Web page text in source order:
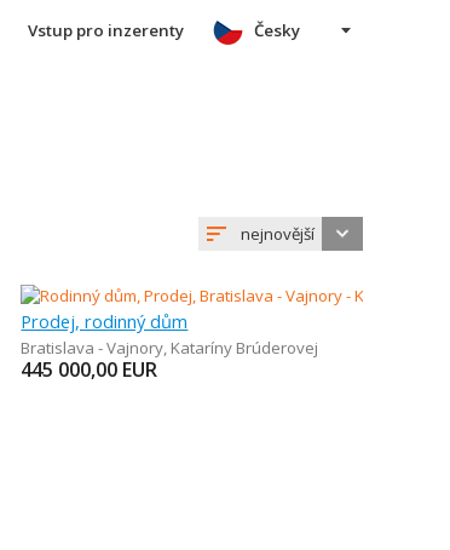
Vstup pro inzerenty Česky
nejnovější
Prodej, rodinný dům
Bratislava - Vajnory, Kataríny Brúderovej
445 000,00 EUR